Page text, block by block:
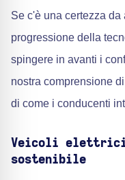
Se c'è una certezza
progressione della
spingere in avanti i
nostra comprensione
di come i conducenti
Veicoli
sostenibile